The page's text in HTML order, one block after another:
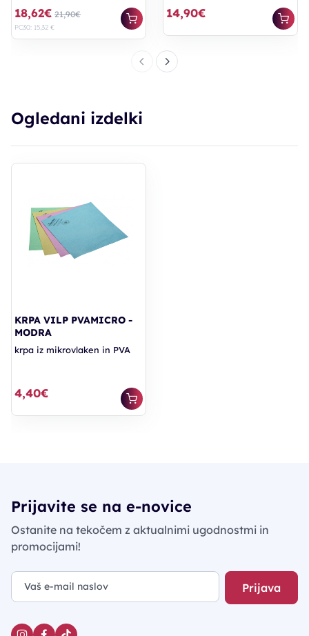
18,62€ 21,90€
PC30: 15,32 €
14,90€
Ogledani izdelki
KRPA VILP PVAMICRO -
MODRA
krpa iz mikrovlaken in PVA
4,40€
Prijavite se na e-novice
Ostanite na tekočem z aktualnimi ugodnostmi in
promocijami!
Prijava